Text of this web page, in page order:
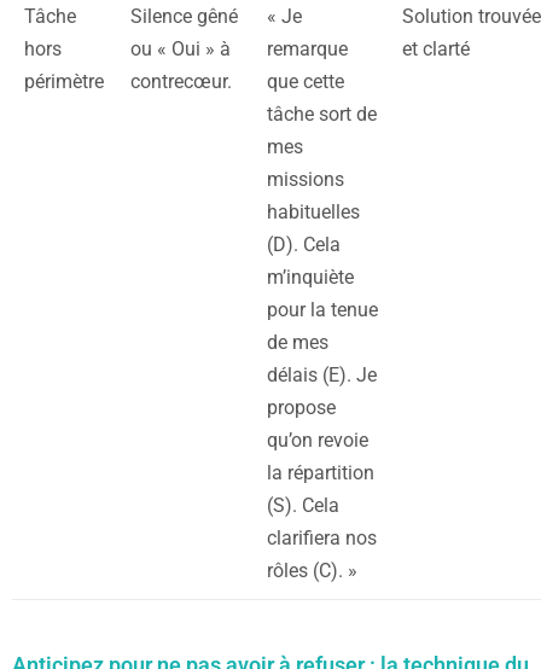
Tâche
hors
périmètre
Silence gêné
ou « Oui » à
contrecœur.
« Je
remarque
que cette
tâche sort de
mes
missions
habituelles
(D). Cela
m’inquiète
pour la tenue
de mes
délais (E). Je
propose
qu’on revoie
la répartition
(S). Cela
clarifiera nos
rôles (C). »
Solution trouvée
et clarté